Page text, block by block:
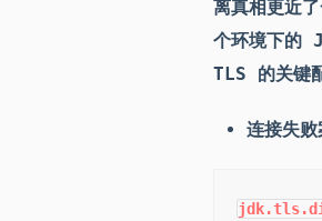
离真相更近
个环境下的
TLS 的关键
连接失败